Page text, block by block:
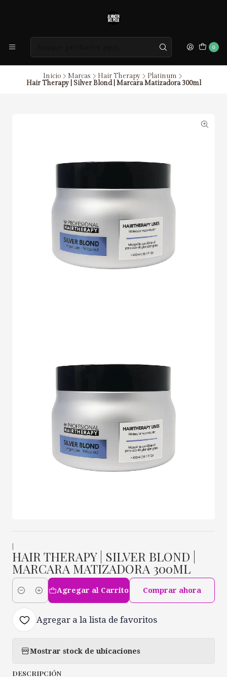
0
Inicio Marcas Hair Therapy
Platinum
Hair Therapy | Silver Blond | Marcara Matizadora 300ml
HAIR THERAPY | SILVER BLOND |
MARCARA MATIZADORA 300ML
Cantidad
Agregar al Carrito Comprar ahora
Agregar a la lista de favoritos
Mostrar stock de ubicaciones
DESCRIPCIÓN